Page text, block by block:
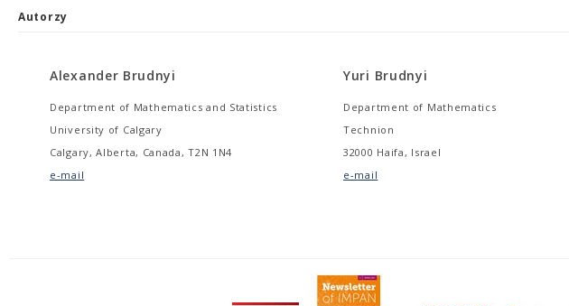
Autorzy
Alexander Brudnyi
Department of Mathematics and Statistics
University of Calgary
Calgary, Alberta, Canada, T2N 1N4
e-mail
Yuri Brudnyi
Department of Mathematics
Technion
32000 Haifa, Israel
e-mail